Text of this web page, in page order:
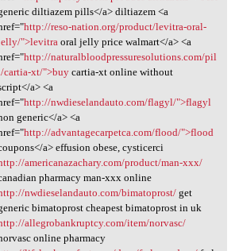
diltiazem pills</a> diltiazem <a
http://reso-nation.org/product/levitra-oral-
">levitraoral jelly price walmart</a> <a
http://naturalbloodpressuresolutions.com/pil
cartia-xt/">buycartia-xt online without
a> <a
http://nwdieselandauto.com/flagyl/">flagyl
generic</a> <a
http://advantagecarpetca.com/flood/">flood
a> effusion obese, cysticerci
americanazachary.com/product/man-xxx/
pharmacy man-xxx online
nwdieselandauto.com/bimatoprost/get
bimatoprost cheapest bimatoprost in uk
allegrobankruptcy.com/item/norvasc/
online pharmacy